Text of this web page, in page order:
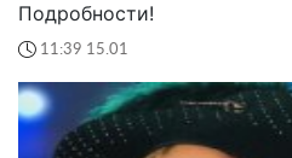
Подробности!
11:39 15.01